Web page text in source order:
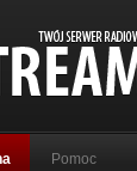
Pomoc